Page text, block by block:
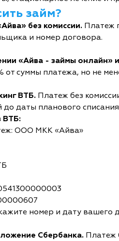
займ?
без комиссии. Платеж
и номер договора.
«Айва - займы онлайн»
от суммы платежа, но не
ВТБ. Платеж без
до даты планового
ВТБ:
ООО МКК «Айва»
номер и дату вашего
Сбербанка. Платеж